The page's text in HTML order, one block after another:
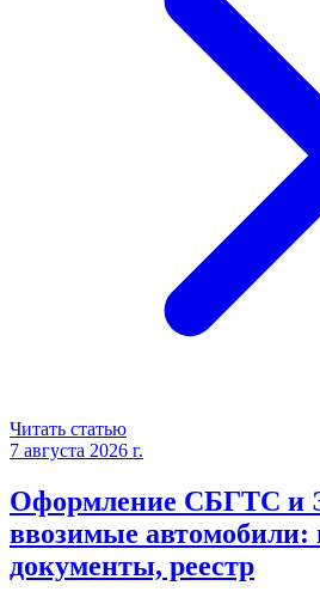
Читать статью
7 августа 2026 г.
Оформление СБГТС и
ввозимые автомобили:
документы, реестр